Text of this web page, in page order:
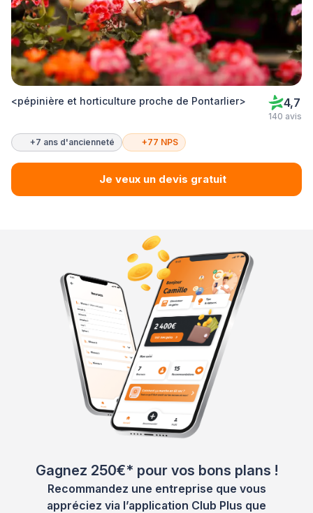
<pépinière et horticulture proche de Pontarlier> 4,7
140 avis
+7 ans d'ancienneté +77 NPS
Je veux un devis gratuit
Gagnez 250€* pour vos bons plans !
Recommandez une entreprise que vous
appréciez via l’application Club Plus que